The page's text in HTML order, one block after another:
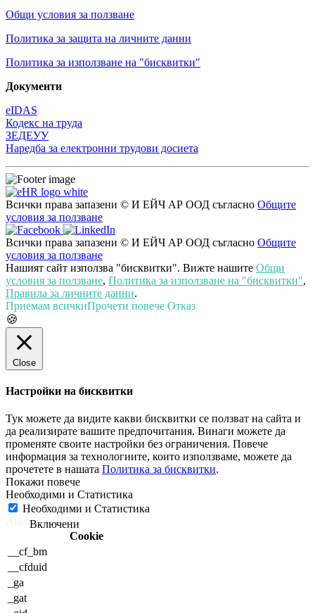
Общи условия за ползване
Политика за защита на личните данни
Политика за използване на "бисквитки"
Документи
eIDAS
Кодекс на труда
ЗЕДЕУУ
Наредба за електронни трудови досиета
Всички права запазени © И ЕЙЧ АР ООД съгласно Общите
условия за ползване
Всички права запазени © И ЕЙЧ АР ООД съгласно Общите
условия за ползване
Нашият сайт използва "бисквитки". Вижте нашите Общи
условия за ползване, Политика за използване на "бисквитки",
Правила за личните данни.
Приемам всичкиПрочети повече Отказ
🍪
Close
Настройки на бисквитки
Тук можете да видите какви бисквитки се ползват на сайта и
да реализирате вашите предпочитания. Винаги можете да
променяте своите настройки без ограничения. Повече
информация за технологиите, които използваме, можете да
прочетете в нашата Политика за бисквитки.
Необходими и Статистика
Необходими и Статистика
Always Enabled
Cookie
__cf_bm
__cfduid
_ga
_gat